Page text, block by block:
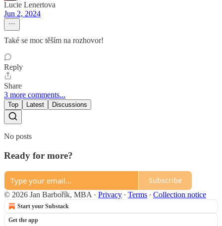
Lucie Lenertova
Jun 2, 2024
Také se moc těším na rozhovor!
Reply
Share
3 more comments...
Top Latest Discussions
No posts
Ready for more?
Subscribe
© 2026 Jan Barbořík, MBA · Privacy ∙ Terms ∙ Collection notice
Start your Substack
Get the app